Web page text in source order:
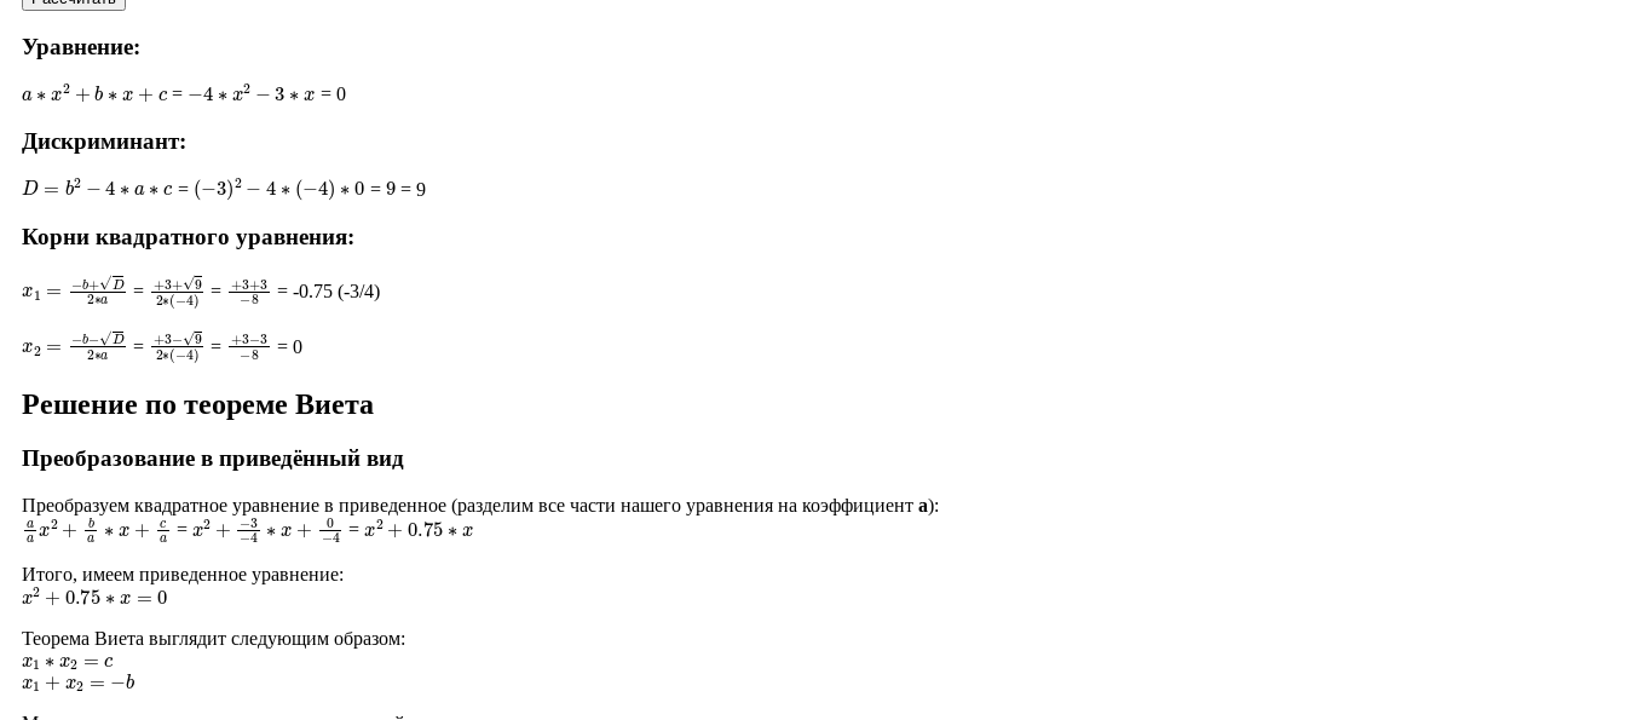
Уравнение:
2 b ∗ = 4∗ 2− ∗ = 0
Дискриминант:
D= 2− a = (− 3)2− ∗ −4 ∗ = 9= 9
Корни квадратного уравнения:
+ D2∗ = + 3 + 92 − 4 )
= + 3 +3 = -0.75 (-3/4)
b−D2∗ = +3−92 −4)
= +3−3 8
= 0
Решение по теореме Виета
Преобразование в приведённый вид
Преобразуем квадратное уравнение в приведенное (разделим все части нашего уравнения на коэффициент a):
aax2+ba∗x+ca = x2+
−3−4∗x+0−4 =x2+0.75∗x
Итого, имеем приведенное уравнение:
x2+0.75∗x=0
Теорема Виета выглядит следующим образом:
x1∗x2= c
x1 + x2 =− b